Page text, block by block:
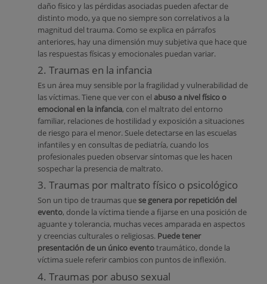
daño físico y las pérdidas asociadas pueden afectar de
distinto modo, ya que no siempre son correlativos a la
magnitud del trauma. Como se explica en párrafos
anteriores, hay una dimensión muy subjetiva que hace que
las respuestas físicas y emocionales puedan variar.
2. Traumas en la infancia
Es un área muy sensible por la fragilidad y vulnerabilidad de
las víctimas. Tiene que ver con el abuso a nivel físico o
emocional en la infancia, con el maltrato del entorno
familiar, relaciones de hostilidad y exposición a situaciones
de riesgo para el menor. Suele detectarse en las escuelas
infantiles y en consultas de pediatría, cuando los
profesionales pueden observar síntomas que les hacen
sospechar la presencia de maltrato.
3. Traumas por maltrato físico o psicológico
Son un tipo de traumas que se genera por repetición del
evento, donde la víctima tiende a fijarse en una posición de
aguante y tolerancia, muchas veces amparada en aspectos
y creencias culturales o religiosas. Puede tener
presentación de un único eventotraumático, donde la
víctima suele referir cambios con puntos de inflexión.
4. Traumas por abuso sexual